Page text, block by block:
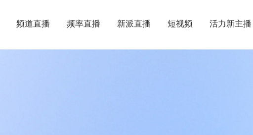
频道直播 频率直播 新派直播 短视频 活力新主播